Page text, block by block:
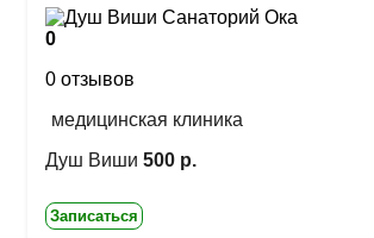
0
0 отзывов
медицинская клиника
Душ Виши 500 р.
Записаться